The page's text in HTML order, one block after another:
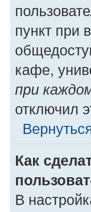
пункт при
кафе,
при
отключил
Как
В